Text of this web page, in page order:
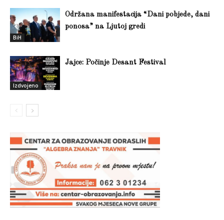
BiH
Održana manifestacija “Dani pobjede, dani
ponosa” na Ljutoj gredi
Izdvojeno
Jajce: Počinje Desant Festival